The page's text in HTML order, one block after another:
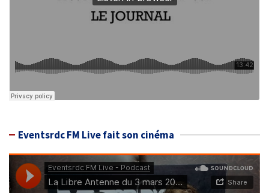
Eventsrdc FM Live fait son cinéma